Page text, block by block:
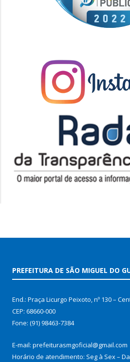
PREFEITURA DE SÃO MIGUEL DO
End.: Praça Licurgo Peixoto, nº 130 –
CEP: 68660-000
Fone: (91) 98463-7384
E-mail: prefeiturasmgoficial@gmail.com
Horário de atendimento: Seg à Sex –